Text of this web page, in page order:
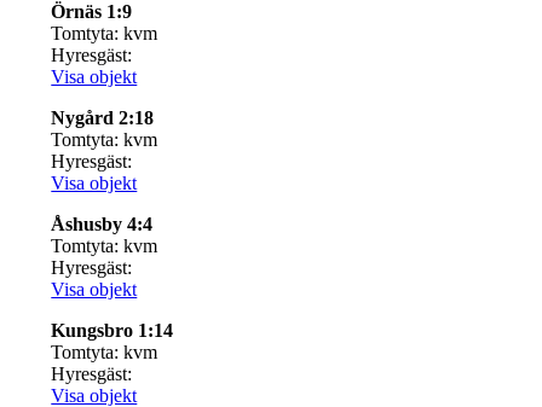
Örnäs 1:9
Tomtyta: kvm
Hyresgäst:
Visa objekt
Nygård 2:18
Tomtyta: kvm
Hyresgäst:
Visa objekt
Åshusby 4:4
Tomtyta: kvm
Hyresgäst:
Visa objekt
Kungsbro 1:14
Tomtyta: kvm
Hyresgäst:
Visa objekt